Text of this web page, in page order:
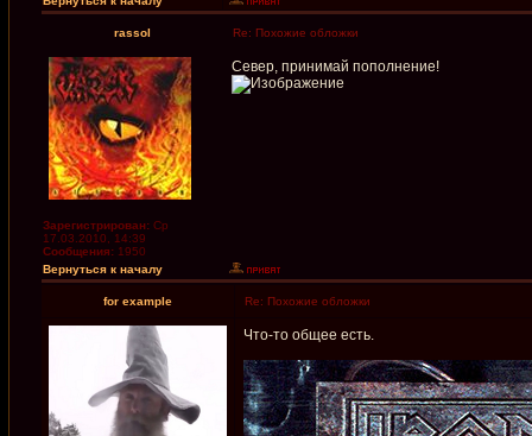
rassol Re: Похожие обложки
Зарегистрирован: Ср
17.03.2010, 14:39
Сообщения: 1950
Север, принимай пополнение!
Вернуться к началу
for example Re: Похожие обложки
Что-то общее есть.